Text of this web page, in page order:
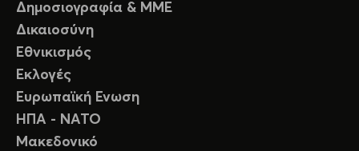
Δημοσιογραφία & ΜΜΕ
Δικαιοσύνη
Εθνικισμός
Εκλογές
Ευρωπαϊκή Ενωση
ΗΠΑ - ΝΑΤΟ
Μακεδονικό